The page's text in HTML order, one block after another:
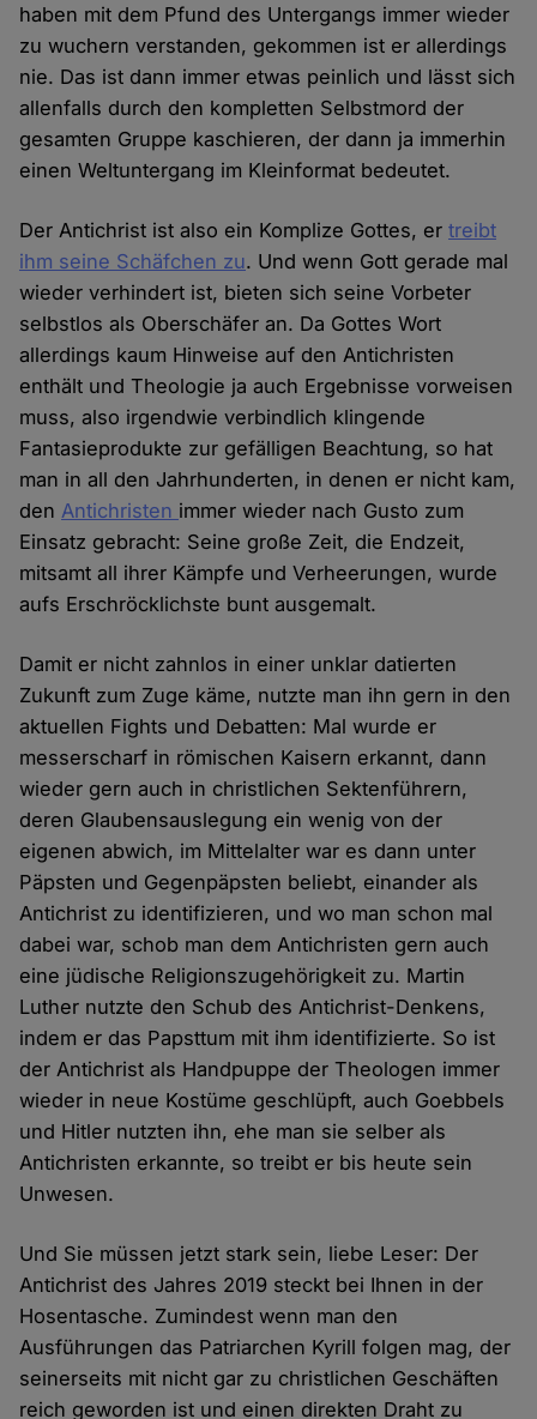
haben mit dem Pfund des Untergangs immer wieder
zu wuchern verstanden, gekommen ist er allerdings
nie. Das ist dann immer etwas peinlich und lässt sich
allenfalls durch den kompletten Selbstmord der
gesamten Gruppe kaschieren, der dann ja immerhin
einen Weltuntergang im Kleinformat bedeutet.
Der Antichrist ist also ein Komplize Gottes, ertreibt
ihm seine Schäfchen zu. Und wenn Gott gerade mal
wieder verhindert ist, bieten sich seine Vorbeter
selbstlos als Oberschäfer an. Da Gottes Wort
allerdings kaum Hinweise auf den Antichristen
enthält und Theologie ja auch Ergebnisse vorweisen
muss, also irgendwie verbindlich klingende
Fantasieprodukte zur gefälligen Beachtung, so hat
man in all den Jahrhunderten, in denen er nicht kam,
denAntichristen immer wieder nach Gusto zum
Einsatz gebracht: Seine große Zeit, die Endzeit,
mitsamt all ihrer Kämpfe und Verheerungen, wurde
aufs Erschröcklichste bunt ausgemalt.
Damit er nicht zahnlos in einer unklar datierten
Zukunft zum Zuge käme, nutzte man ihn gern in den
aktuellen Fights und Debatten: Mal wurde er
messerscharf in römischen Kaisern erkannt, dann
wieder gern auch in christlichen Sektenführern,
deren Glaubensauslegung ein wenig von der
eigenen abwich, im Mittelalter war es dann unter
Päpsten und Gegenpäpsten beliebt, einander als
Antichrist zu identifizieren, und wo man schon mal
dabei war, schob man dem Antichristen gern auch
eine jüdische Religionszugehörigkeit zu. Martin
Luther nutzte den Schub des Antichrist-Denkens,
indem er das Papsttum mit ihm identifizierte. So ist
der Antichrist als Handpuppe der Theologen immer
wieder in neue Kostüme geschlüpft, auch Goebbels
und Hitler nutzten ihn, ehe man sie selber als
Antichristen erkannte, so treibt er bis heute sein
Unwesen.
Und Sie müssen jetzt stark sein, liebe Leser: Der
Antichrist des Jahres 2019 steckt bei Ihnen in der
Hosentasche. Zumindest wenn man den
Ausführungen das Patriarchen Kyrill folgen mag, der
seinerseits mit nicht gar zu christlichen Geschäften
reich geworden ist und einen direkten Draht zu